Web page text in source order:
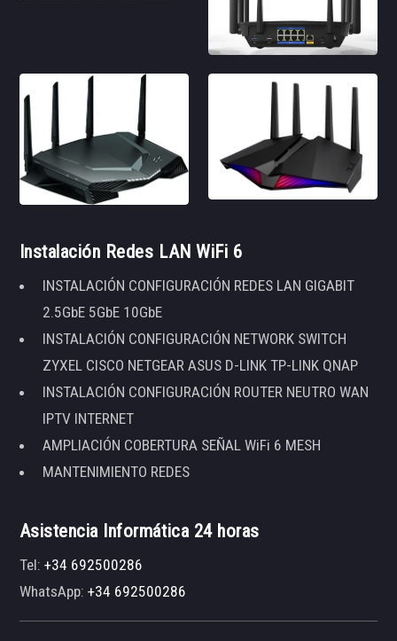
Instalación Redes LAN WiFi 6
INSTALACIÓN CONFIGURACIÓN REDES LAN GIGABIT
2.5GbE 5GbE 10GbE
INSTALACIÓN CONFIGURACIÓN NETWORK SWITCH
ZYXEL CISCO NETGEAR ASUS D-LINK TP-LINK QNAP
INSTALACIÓN CONFIGURACIÓN ROUTER NEUTRO WAN
IPTV INTERNET
AMPLIACIÓN COBERTURA SEÑAL WiFi 6 MESH
MANTENIMIENTO REDES
Asistencia Informática 24 horas
Tel:+34 692500286
WhatsApp:+34 692500286